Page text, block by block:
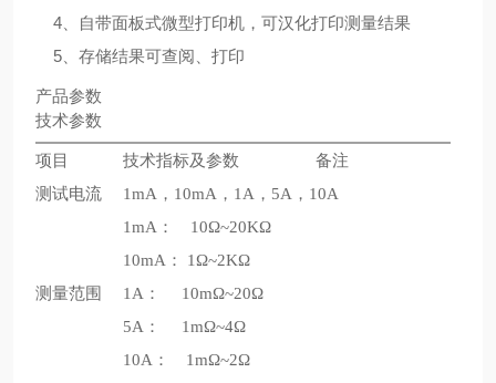
4、自带面板式微型打印机，可汉化打印测量结果
5、存储结果可查阅、打印
产品参数
技术参数
项目 技术指标及参数
备注
测试电流
1mA，10mA，1A，5A，10A
测量范围
1mA： 10Ω~20KΩ
10mA： 1Ω~2KΩ
1A： 10mΩ~20Ω
5A： 1mΩ~4Ω
10A： 1mΩ~2Ω